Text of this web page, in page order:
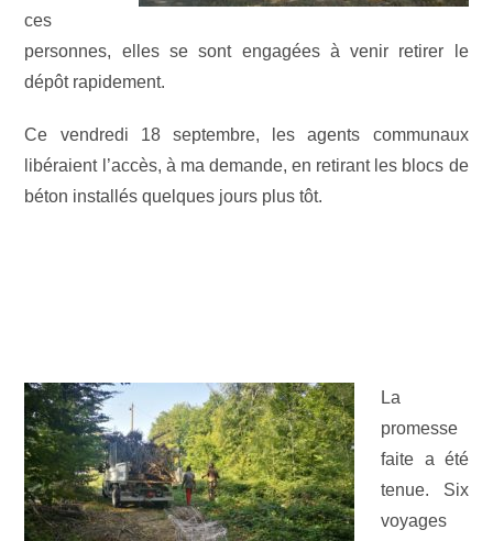
ces
personnes, elles se sont engagées à venir retirer le
dépôt rapidement.
Ce vendredi 18 septembre, les agents communaux
libéraient l’accès, à ma demande, en retirant les blocs de
béton installés quelques jours plus tôt.
La
promesse
faite a été
tenue. Six
voyages